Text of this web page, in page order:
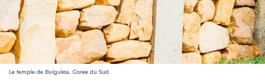
Le temple de Bulguksa, Corée du Sud